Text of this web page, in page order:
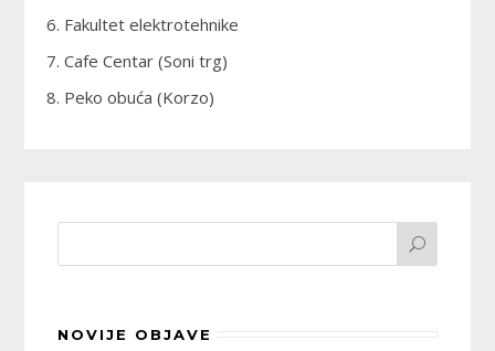
6. Fakultet elektrotehnike
7. Cafe Centar (Soni trg)
8. Peko obuća (Korzo)
NOVIJE OBJAVE